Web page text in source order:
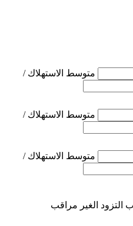
متوسط الاستهلاك /
متوسط الاستهلاك /
متوسط الاستهلاك /